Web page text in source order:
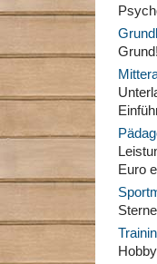
Euro